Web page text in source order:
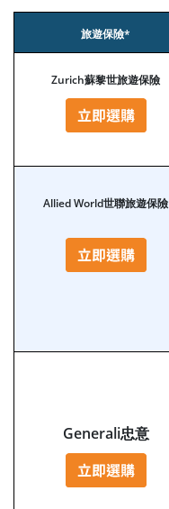
旅遊保險*
Zurich蘇黎世旅遊保險
Allied World世聯旅遊保險
Generali忠意